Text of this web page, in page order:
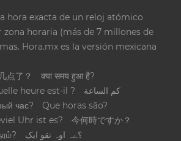
hora exacta de un reloj atómico
horaria (más de 7 millones de
Hora.mx es la versión mexicana
几点了？
क्या समय हुआ है?
heure est-il ?
كم الساعة
час?
Que horas são?
Uhr ist es?
今何時ですか？
؟ےہ اوہ تقو ایک